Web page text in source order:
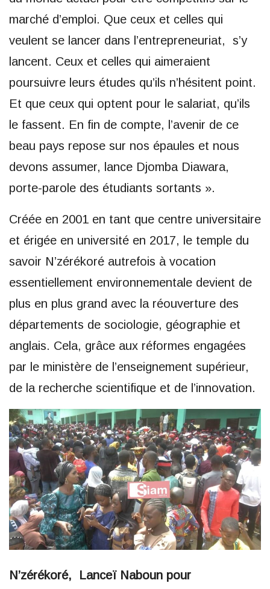
marché d’emploi. Que ceux et celles qui
veulent se lancer dans l’entrepreneuriat, s’y
lancent. Ceux et celles qui aimeraient
poursuivre leurs études qu’ils n’hésitent point.
Et que ceux qui optent pour le salariat, qu’ils
le fassent. En fin de compte, l’avenir de ce
beau pays repose sur nos épaules et nous
devons assumer, lance Djomba Diawara,
porte-parole des étudiants sortants ».
Créée en 2001 en tant que centre universitaire
et érigée en université en 2017, le temple du
savoir N’zérékoré autrefois à vocation
essentiellement environnementale devient de
plus en plus grand avec la réouverture des
départements de sociologie, géographie et
anglais. Cela, grâce aux réformes engagées
par le ministère de l’enseignement supérieur,
de la recherche scientifique et de l’innovation.
N’zérékoré, Lanceï Naboun pour